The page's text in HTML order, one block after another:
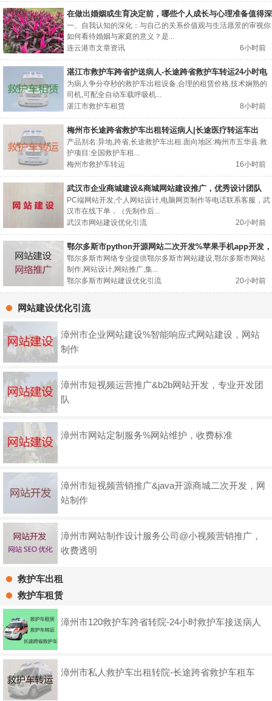
在做出婚姻或生育决定前，哪些个人成长与心理准备值得深
入探讨？
一、自我认知的深化：与自己的关系价值观与生活愿景的审视你
如何看待婚姻与家庭的意义？是...
连云港市文章资讯
6小时前
湛江市救护车跨省护送病人-长途跨省救护车转运24小时电
话
为病人争分夺秒的救护车出租设备.合理的租赁价格,技术娴熟的
司机,可配全自动车载呼吸机...
湛江市救护车租赁
8小时前
梅州市长途跨省救护车出租转运病人|长途医疗转运车出
租，全国各地都有车
产品别名:异地,跨省,长途救护车出租.面向地区:梅州市五华县.救
护项目:全国救护车租...
梅州市救护车转运
16小时前
武汉市企业商城建设&商城网站建设推广，优秀设计团队
PC端网站开发,个人网站设计,电脑网页制作等电话联系客服，武
汉市在线下单，（先制作后...
武汉市网站建设优化引流
20小时前
鄂尔多斯市python开源网站二次开发%苹果手机app开发，
网站制作
鄂尔多斯市网络专业提供鄂尔多斯市网站建设,鄂尔多斯市网站
制作,网站设计,网站推广,集...
鄂尔多斯市网站建设优化引流
20小时前
网站建设优化引流
漳州市企业网站建设%智能响应式网站建设，网站
制作
漳州市短视频运营推广&b2b网站开发，专业开发团
队
漳州市网站定制服务%网站维护，收费标准
漳州市短视频营销推广&java开源商城二次开发，网
站制作
漳州市网站制作设计服务公司@小视频营销推广，
收费透明
救护车出租
救护车租赁
漳州市120救护车跨省转院-24小时救护车接送病人
漳州市私人救护车出租转院-长途跨省救护车租车